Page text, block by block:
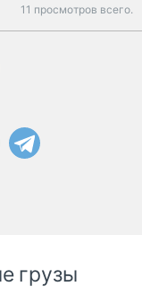
11 просмотров всего.
грузы